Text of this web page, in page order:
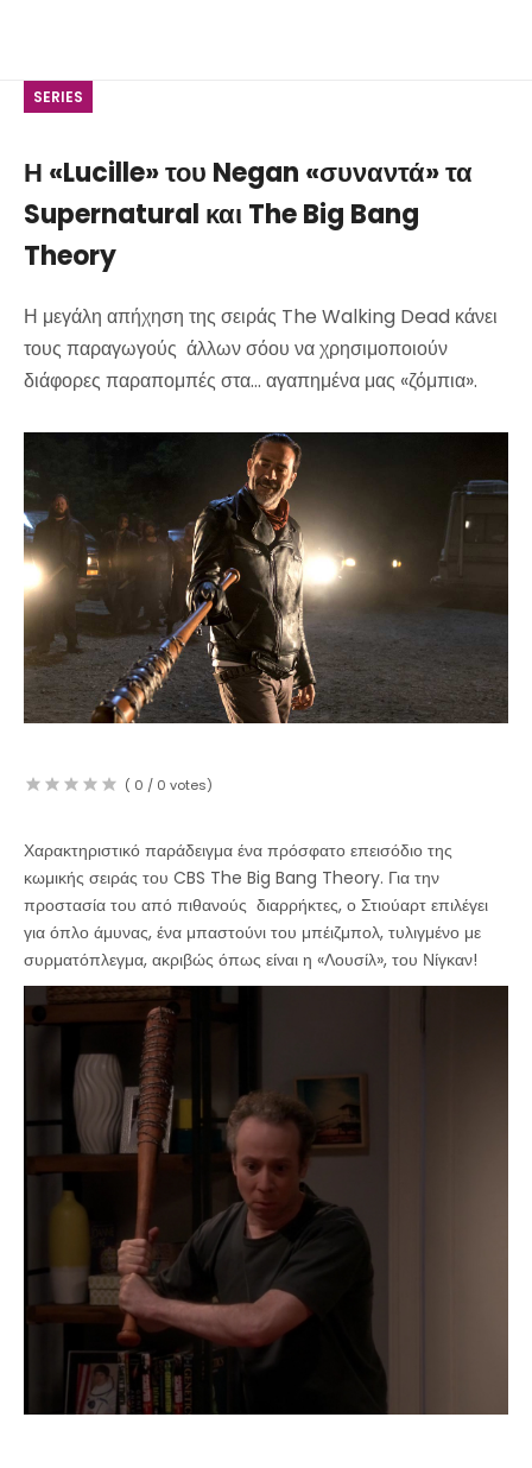
SERIES
Η «Lucille» του Negan «συναντά» τα
Supernatural και The Big Bang
Theory
Η μεγάλη απήχηση της σειράς The Walking Dead κάνει
τους παραγωγούς άλλων σόου να χρησιμοποιούν
διάφορες παραπομπές στα... αγαπημένα μας «ζόμπια».
( 0 / 0 votes)
Χαρακτηριστικό παράδειγμα ένα πρόσφατο επεισόδιο της
κωμικής σειράς του CBS The Big Bang Theory. Για την
προστασία του από πιθανούς διαρρήκτες, ο Στιούαρτ επιλέγει
για όπλο άμυνας, ένα μπαστούνι του μπέιζμπολ, τυλιγμένο με
συρματόπλεγμα, ακριβώς όπως είναι η «Λουσίλ», του Νίγκαν!